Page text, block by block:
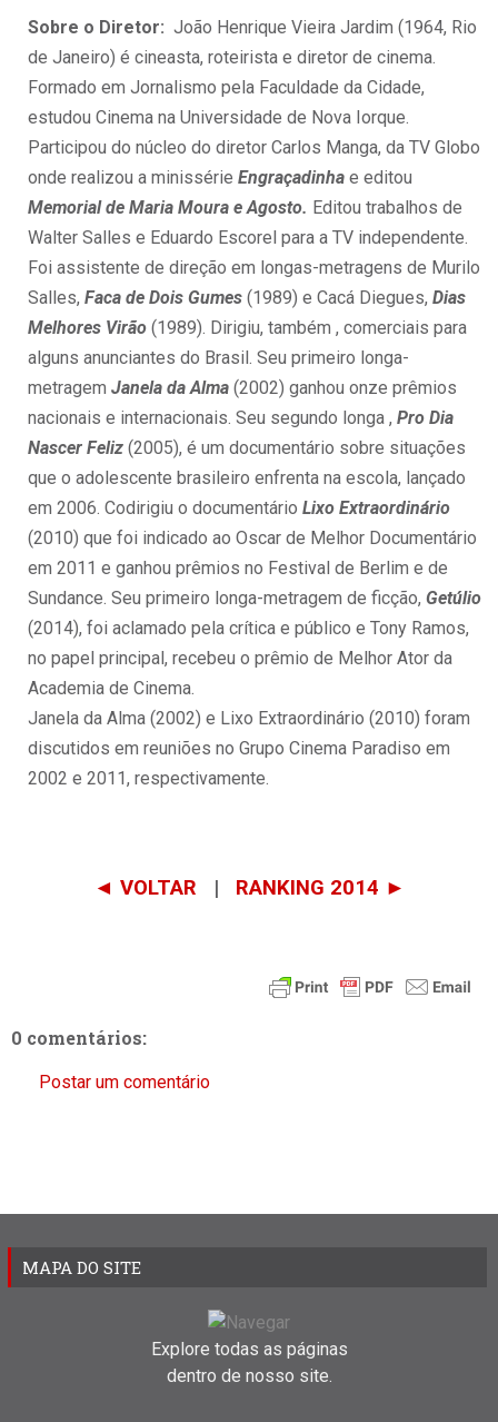
Sobre o Diretor: João Henrique Vieira Jardim (1964, Rio
de Janeiro) é cineasta, roteirista e diretor de cinema.
Formado em Jornalismo pela Faculdade da Cidade,
estudou Cinema na Universidade de Nova Iorque.
Participou do núcleo do diretor Carlos Manga, da TV Globo
onde realizou a minissérie Engraçadinha e editou
Memorial de Maria Moura e Agosto. Editou trabalhos de
Walter Salles e Eduardo Escorel para a TV independente.
Foi assistente de direção em longas-metragens de Murilo
Salles, Faca de Dois Gumes (1989) e Cacá Diegues, Dias
Melhores Virão (1989). Dirigiu, também , comerciais para
alguns anunciantes do Brasil. Seu primeiro longa-
metragem Janela da Alma (2002) ganhou onze prêmios
nacionais e internacionais. Seu segundo longa , Pro Dia
Nascer Feliz (2005), é um documentário sobre situações
que o adolescente brasileiro enfrenta na escola, lançado
em 2006. Codirigiu o documentário Lixo Extraordinário
(2010) que foi indicado ao Oscar de Melhor Documentário
em 2011 e ganhou prêmios no Festival de Berlim e de
Sundance. Seu primeiro longa-metragem de ficção, Getúlio
(2014), foi aclamado pela crítica e público e Tony Ramos,
no papel principal, recebeu o prêmio de Melhor Ator da
Academia de Cinema.
Janela da Alma (2002) e Lixo Extraordinário (2010) foram
discutidos em reuniões no Grupo Cinema Paradiso em
2002 e 2011, respectivamente.
◄ VOLTAR | RANKING 2014 ►
0 comentários:
Postar um comentário
MAPA DO SITE
Explore todas as páginas
dentro de nosso site.